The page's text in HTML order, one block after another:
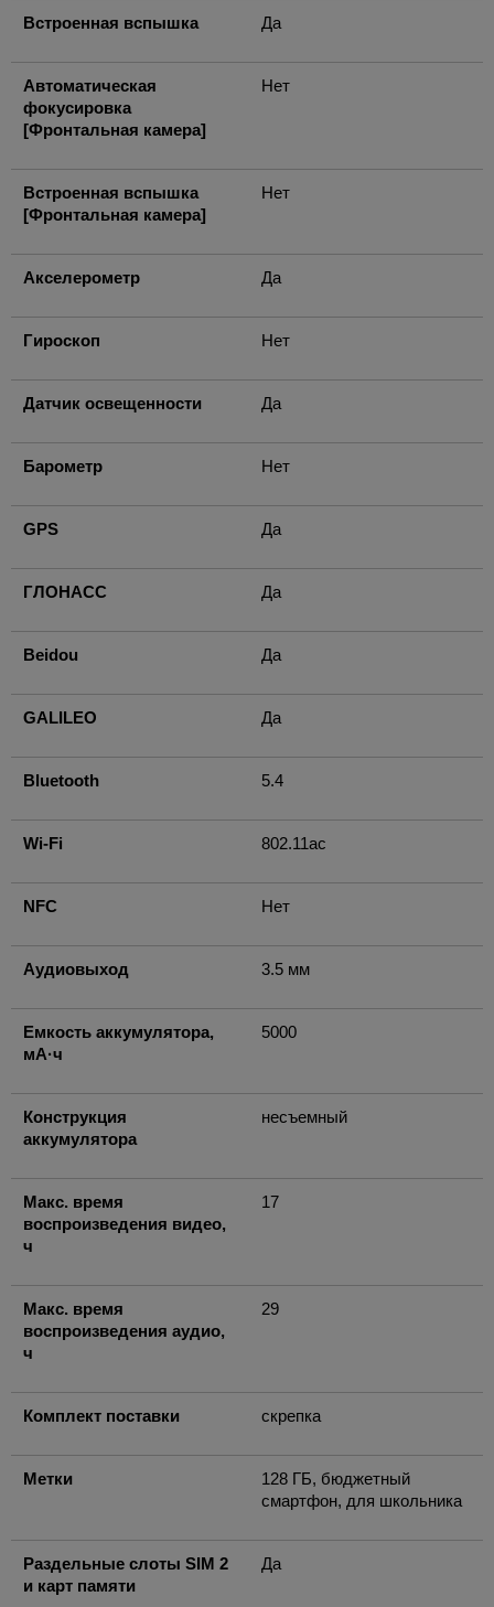
Встроенная вспышка Да
Автоматическая
фокусировка
[Фронтальная камера]
Нет
Встроенная вспышка
[Фронтальная камера]
Нет
Акселерометр Да
Гироскоп Нет
Датчик освещенности Да
Барометр Нет
GPS Да
ГЛОНАСС Да
Beidou Да
GALILEO Да
Bluetooth 5.4
Wi-Fi 802.11ac
NFC Нет
Аудиовыход 3.5 мм
Емкость аккумулятора,
мА·ч
5000
Конструкция
аккумулятора
несъемный
Макс. время
воспроизведения видео,
ч
17
Макс. время
воспроизведения аудио,
ч
29
Комплект поставки скрепка
Метки
128 ГБ, бюджетный
смартфон, для школьника
Раздельные слоты SIM 2
и карт памяти
Да